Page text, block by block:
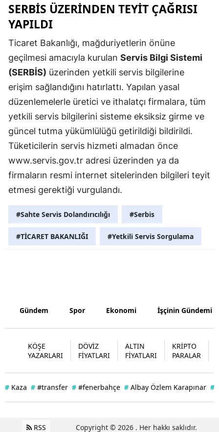
Malatya
Mardin
Muş
Nevşehir
Samsun
Tekirdağ
Tokat
Trabzon
Şanlıurfa
Van
SERBİS ÜZERINDEN TEYIT ÇAĞRISI
YAPILDI
Ticaret Bakanlığı, mağduriyetlerin önüne
geçilmesi amacıyla kurulan Servis Bilgi Sistemi
(SERBİS) üzerinden yetkili servis bilgilerine
erişim sağlandığını hatırlattı. Yapılan yasal
düzenlemelerle üretici ve ithalatçı firmalara, tüm
yetkili servis bilgilerini sisteme eksiksiz girme ve
güncel tutma yükümlülüğü getirildiği bildirildi.
Tüketicilerin servis hizmeti almadan önce
www.servis.gov.tr adresi üzerinden ya da
firmaların resmi internet sitelerinden bilgileri teyit
etmesi gerektiği vurgulandı.
#Sahte Servis Dolandırıcılığı #Serbis
#TİCARET BAKANLIĞI #Yetkili Servis Sorgulama
Gündem Spor Ekonomi İşçinin Gündemi
KÖŞE
YAZARLARI
DÖVİZ
FİYATLARI
ALTIN
FİYATLARI
KRİPTO
PARALAR
# Kaza # #transfer # #fenerbahçe # Albay Özlem Karapınar #
RSS Copyright © 2026 . Her hakkı saklıdır.